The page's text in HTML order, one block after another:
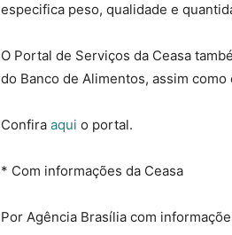
especifica peso, qualidade e
O Portal de Serviços da Ceasa
do Banco de Alimentos, assim
Confira aqui o portal.
* Com informações da Ceasa
Por Agência Brasília com